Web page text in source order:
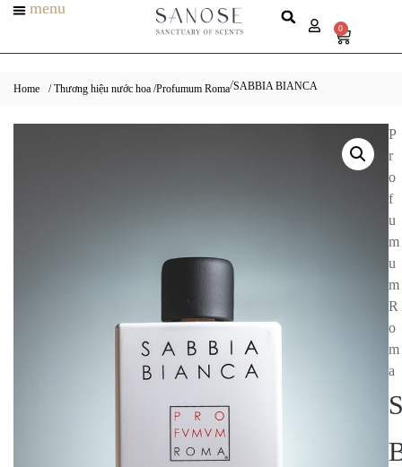
menu
0
Home / Thương hiệu nước hoa /Profumum Roma/SABBIA BIANCA
P
r
o
f
u
m
u
m
R
o
m
a